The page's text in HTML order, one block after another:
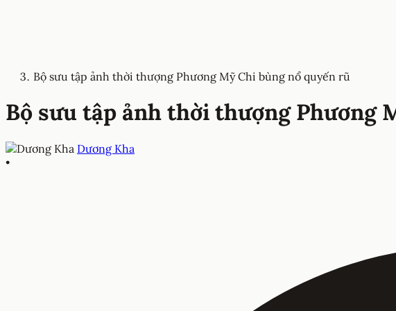
Bộ sưu tập ảnh thời thượng Phương Mỹ Chi bùng nổ quyến rũ
Bộ sưu tập ảnh thời thượng Phương
Dương Kha
•